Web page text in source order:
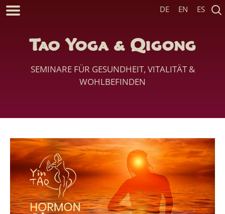
Tao Yoga & Qigong
SEMINARE FÜR GESUNDHEIT, VITALITÄT &
WOHLBEFINDEN
DE EN ES